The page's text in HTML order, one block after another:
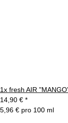
1x fresh AIR
14,90 € *
5,96 € pro 100 ml